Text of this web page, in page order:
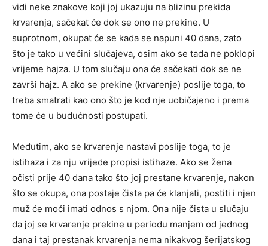
vidi neke znakove koji joj ukazuju na blizinu prekida
krvarenja, sačekat će dok se ono ne prekine. U
suprotnom, okupat će se kada se napuni 40 dana, zato
što je tako u većini slučajeva, osim ako se tada ne poklopi
vrijeme hajza. U tom slučaju ona će sačekati dok se ne
završi hajz. A ako se prekine (krvarenje) poslije toga, to
treba smatrati kao ono što je kod nje uobičajeno i prema
tome će u budućnosti postupati.
Međutim, ako se krvarenje nastavi poslije toga, to je
istihaza i za nju vrijede propisi istihaze. Ako se žena
očisti prije 40 dana tako što joj prestane krvarenje, nakon
što se okupa, ona postaje čista pa će klanjati, postiti i njen
muž će moći imati odnos s njom. Ona nije čista u slučaju
da joj se krvarenje prekine u periodu manjem od jednog
dana i taj prestanak krvarenja nema nikakvog šerijatskog